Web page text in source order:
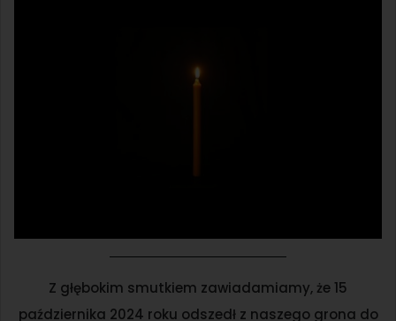
Z głębokim smutkiem zawiadamiamy, że 15
października 2024 roku odszedł z naszego grona do